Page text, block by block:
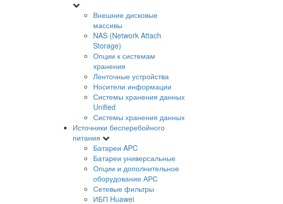
Внешние дисковые
массивы
NAS (Network Attach
Storage)
Опции к системам
хранения
Ленточные устройства
Носители информации
Системы хранения данных
Unified
Системы хранения данных
Источники бесперебойного
питания
Батареи APC
Батареи универсальные
Опции и дополнительное
оборудование АРС
Сетевые фильтры
ИБП Huawei